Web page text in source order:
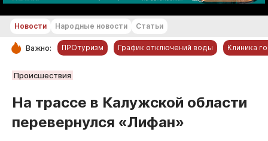
РУБРИКИ
Новости компаний
Статьи
Новости Народные новости Статьи
Важно: ПРОтуризм График отключений воды Клиника
Происшествия
На трассе в Калужской области
перевернулся «Лифан»